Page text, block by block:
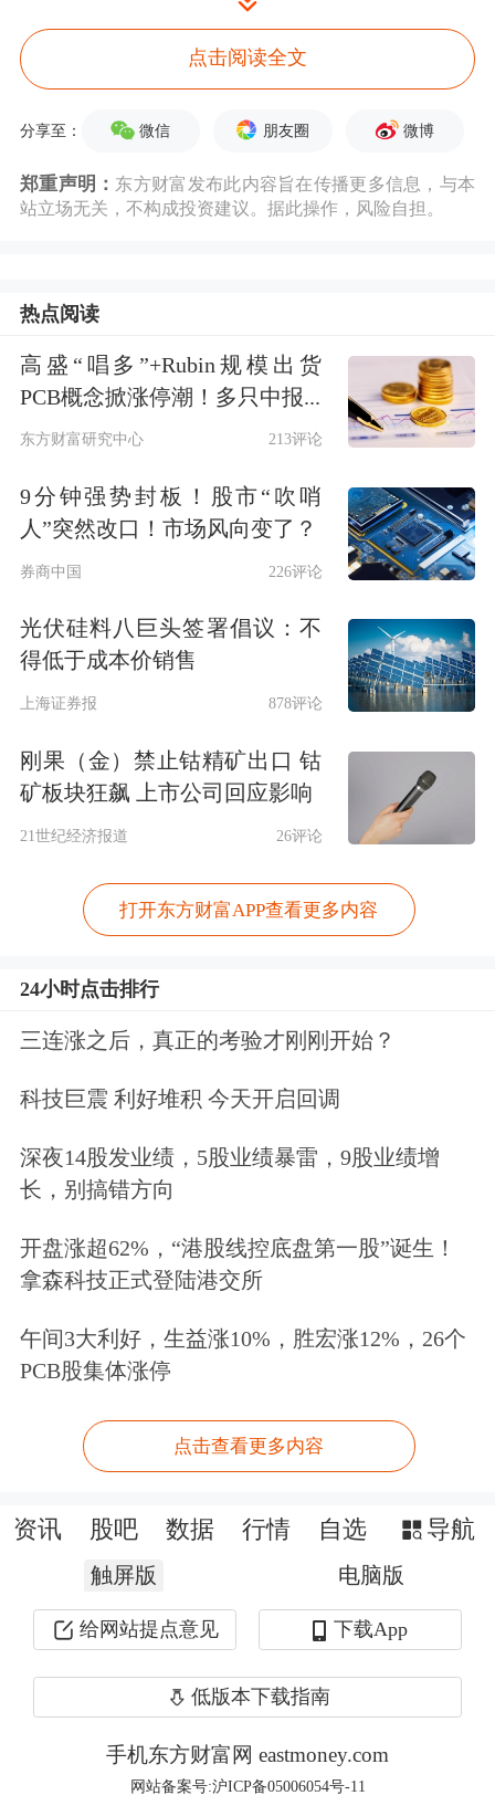
当前债市收益率处历史较低水平
中国基金报：上半年债市一波三折，你
对上半年债市整体如何评价？为何纯债
类基金业绩难做？
陈钟闻：年初以来，债券利率整体呈现
先上后下的态势。市场波动先后围绕两
条主线展开：一季度主要是在资金面偏
紧、风险偏好压制的宏观背景下，机构
行为主导中观维度资金流动的变化，进
易战等外围宏观叙事的影响，结合内部
渐切换至更侧重宏观的力量。与此同
低位震荡，信用利差、期限利差等结构
金的策略空间大幅收窄。
以来，纯债基金一方面静态收益率差异
不大、信用下沉性价比不高；另一方
波段交易的难度也在增大，这造成策略
点击阅读全文
分享至： 微信 朋友圈 微博
郑重声明： 东方财富发布此内容旨在传播更多信息，与本
站立场无关，不构成投资建议。据此操作，风险自担。
热点阅读
高盛“唱多”+Rubin规模出货
PCB概念掀涨停潮！多只中报...
东方财富研究中心 213评论
9分钟强势封板！股市“吹哨
人”突然改口！市场风向变了？
券商中国 226评论
光伏硅料八巨头签署倡议：不
得低于成本价销售
上海证券报 878评论
刚果（金）禁止钴精矿出口 钴
矿板块狂飙 上市公司回应影响
21世纪经济报道 26评论
打开东方财富APP查看更多内容
24小时点击排行
三连涨之后，真正的考验才刚刚开始？
科技巨震 利好堆积 今天开启回调
深夜14股发业绩，5股业绩暴雷，9股业绩增
长，别搞错方向
开盘涨超62%，“港股线控底盘第一股”诞生！
拿森科技正式登陆港交所
午间3大利好，生益涨10%，胜宏涨12%，26个
PCB股集体涨停
点击查看更多内容
资讯 股吧 数据 行情 自选 导航
触屏版 电脑版
给网站提点意见 下载App
低版本下载指南
手机东方财富网 eastmoney.com
网站备案号:沪ICP备05006054号-11